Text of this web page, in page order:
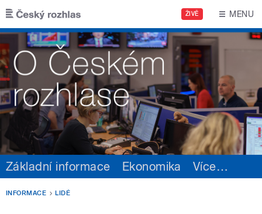
Přejít k hlavnímu obsahu
ŽIVĚ MENU
Základní informace Ekonomika Více…
INFORMACE LIDÉ